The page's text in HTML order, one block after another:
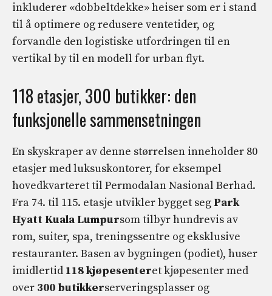
inkluderer «dobbeltdekke» heiser som er i stand
til å optimere og redusere ventetider, og
forvandle den logistiske utfordringen til en
vertikal by til en modell for urban flyt.
118 etasjer, 300 butikker: den
funksjonelle sammensetningen
En skyskraper av denne størrelsen inneholder 80
etasjer med luksuskontorer, for eksempel
hovedkvarteret til Permodalan Nasional Berhad.
Fra 74. til 115. etasje utvikler bygget seg Park
Hyatt Kuala Lumpursom tilbyr hundrevis av
rom, suiter, spa, treningssentre og eksklusive
restauranter. Basen av bygningen (podiet), huser
imidlertid 118 kjøpesenteret kjøpesenter med
over 300 butikkerserveringsplasser og